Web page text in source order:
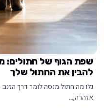
שפת הגוף של חתולים:
להבין את החתול שלך
גלו מה חתול מנסה לומר דרך
אזהרה,…